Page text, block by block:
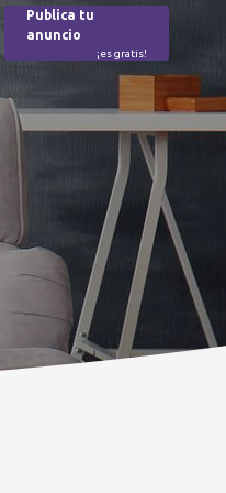
Publica tu
anuncio
¡es gratis!